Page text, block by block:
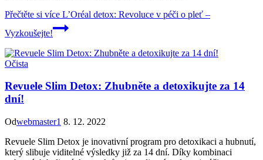
Přečtěte si více L’Oréal detox: Revoluce v péči o pleť –
Vyzkoušejte!
Očista
Revuele Slim Detox: Zhubněte a detoxikujte za 14
dní!
Odwebmaster1 8. 12. 2022
Revuele Slim Detox je inovativní program pro detoxikaci a hubnutí,
který slibuje viditelné výsledky již za 14 dní. Díky kombinaci